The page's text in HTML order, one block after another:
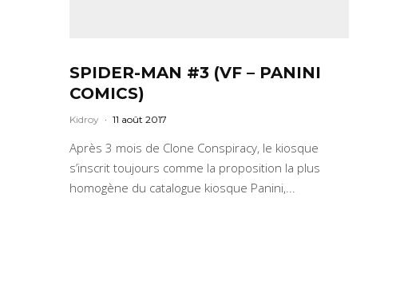
SPIDER-MAN #3 (VF – PANINI
COMICS)
Kidroy · 11 août 2017
Après 3 mois de Clone Conspiracy, le kiosque
s’inscrit toujours comme la proposition la plus
homogène du catalogue kiosque Panini,...